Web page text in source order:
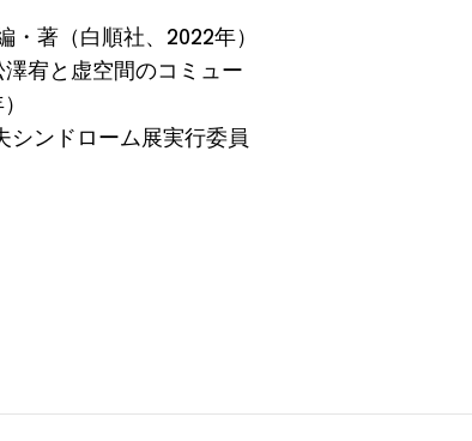
著（白順社、2022年）
宥と虚空間のコミュー
シンドローム展実行委員